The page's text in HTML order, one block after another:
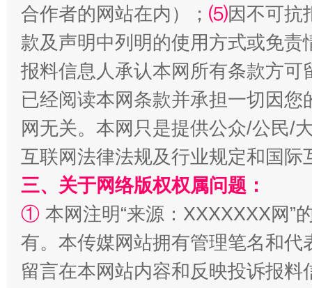
解纷+调解+退费，一次搞定
站台名比不上好声名
合作者的网站在内）； ⑸因不可抗
款及声明中列明的使用方式或免责
报料信息人承认本网所有条款方
已经阅读本网条款并承担一切因
网无关。本网只是提供公众/公民/
互联网法律法规及行业规定和国
三、关于网络版权权属问题：
① 本网注明“来源：XXXXXXX网”
有。本传媒网站拥有管理笔名和
留言在本网站内容和反映投诉报